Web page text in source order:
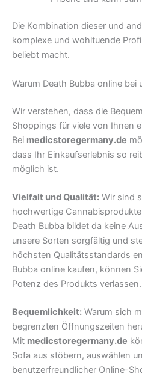
Die Kombination dieser und
komplexe und wohltuende
beliebt macht.
Warum Death Bubba online bei
Wir verstehen, dass die
Shoppings für viele von Ihnen
Bei medicstoregermany.de
dass Ihr Einkaufserlebnis so
möglich ist.
Vielfalt und Qualität: Wir sind
hochwertige
Death Bubba bildet da keine
unsere Sorten sorgfältig und
höchsten Qualitätsstandards
Bubba online kaufen, können
Potenz des Produkts verlassen.
Bequemlichkeit: Warum sich
begrenzten Öffnungszeiten
Mit medicstoregermany.de
Sofa aus stöbern, auswählen
benutzerfreundlicher Online-